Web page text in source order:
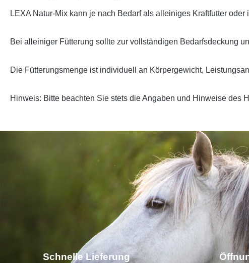
LEXA Natur-Mix kann je nach Bedarf als alleiniges Kraftfutter
Bei alleiniger Fütterung sollte zur vollständigen Bedarfsdeckung
Die Fütterungsmenge ist individuell an Körpergewicht,
Hinweis: Bitte beachten Sie stets die Angaben und Hinweise des
Schnelle Lieferung